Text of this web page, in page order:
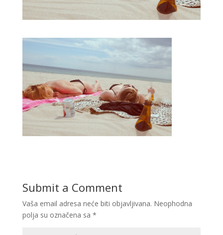
Submit a Comment
Vaša email adresa neće biti objavljivana. Neophodna
polja su označena sa *